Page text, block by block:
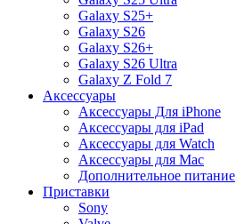
Galaxy S25+
Galaxy S26
Galaxy S26+
Galaxy S26 Ultra
Galaxy Z Fold 7
Аксессуары
Аксессуары Для iPhone
Аксессуары для iPad
Аксессуары для Watch
Аксессуары для Mac
Дополнительное питание
Приставки
Sony